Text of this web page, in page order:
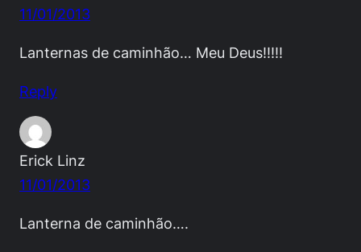
11/01/2013
Lanternas de caminhão… Meu Deus!!!!!
Reply
Erick Linz
11/01/2013
Lanterna de caminhão….